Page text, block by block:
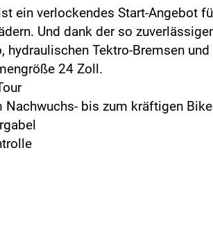
ein verlockendes Start-Angebot
Und dank der so
hydraulischen Tektro-Bremsen
24 Zoll.
Nachwuchs- bis zum kräftigen